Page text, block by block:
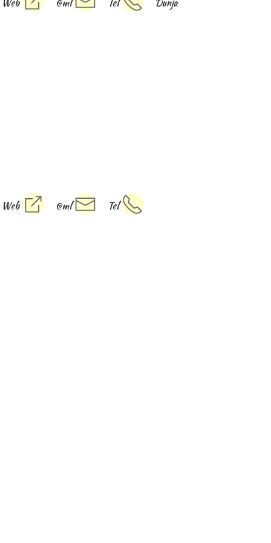
Web @ml Tel Dunja
Web @ml Tel